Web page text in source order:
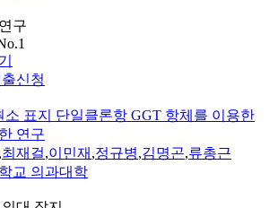
구
신청
소 표지 단일클론항 GGT 항체를 이용한
연구
,최재걸,이민재 ,정규병,김명곤,류총근
교 의과대학